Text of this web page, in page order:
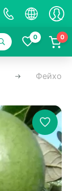
0 0
Фейхоа